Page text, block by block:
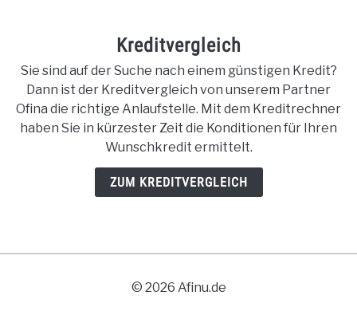
Kreditvergleich
Sie sind auf der Suche nach einem günstigen Kredit?
Dann ist der Kreditvergleich von unserem Partner
Ofina die richtige Anlaufstelle. Mit dem Kreditrechner
haben Sie in kürzester Zeit die Konditionen für Ihren
Wunschkredit ermittelt.
ZUM KREDITVERGLEICH
© 2026 Afinu.de